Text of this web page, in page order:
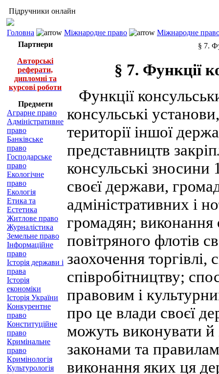
Підручники онлайн
Головна Міжнародне право
Міжнародне
Партнери
Авторські
реферати,
дипломні та
курсові роботи
Предмети
Аграрне право
Адміністративне
право
Банківське
право
Господарське
право
Екологічне
право
Екологія
Етика та
Естетика
Житлове право
Журналістика
Земельне право
Інформаційне
право
Історія держави і
права
Історія
економіки
Історія України
Конкурентне
право
Конституційне
право
Кримінальне
право
Кримінологія
Культурологія
§ 7.
§ 7. Функції
Функції
консульські
території іншої
представництв
консульські зносини
своєї держави,
адміністративних і
громадян; виконання
повітряного флотів
заохочення
співробітництву;
правовим і
про це влади своєї
можуть виконувати й
законами та
виконання яких ця